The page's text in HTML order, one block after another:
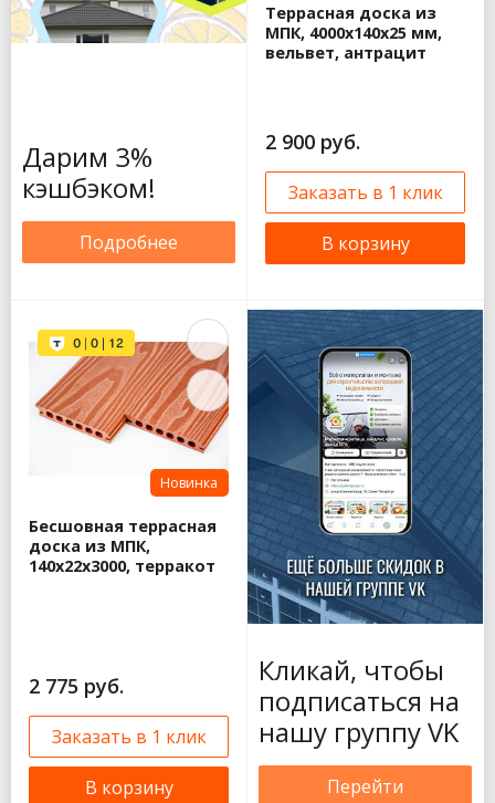
Дарим 3%
кэшбэком!
Подробнее
Террасная доска из
МПК, 4000x140x25 мм,
вельвет, антрацит
2 900 руб.
Заказать в 1 клик
В корзину
Новинка
Бесшовная террасная
доска из МПК,
140х22х3000, терракот
2 775 руб.
Заказать в 1 клик
В корзину
Кликай, чтобы
подписаться на
нашу группу VK
Перейти